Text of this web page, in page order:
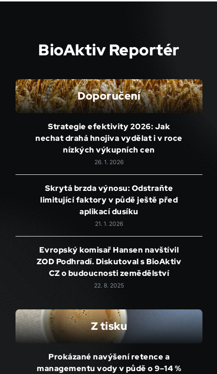
BioAktiv Reportér
Doporučení
Strategie efektivity 2026: Jak
nechat drahá hnojiva vydělat i v roce
nízkých výkupních cen
26. 1. 2026
Skrytá brzda výnosu: Odstraňte
limitující faktory v půdě ještě před
aplikací dusíku
21. 1. 2026
Evropský komisař Hansen navštívil
ZOD Podhradí. Diskutoval s BioAktiv
CZ o budoucnosti zemědělství
22. 8. 2025
Z tisku
Prokázané navýšení retence a
managementu vody v půdě o 9–14 %